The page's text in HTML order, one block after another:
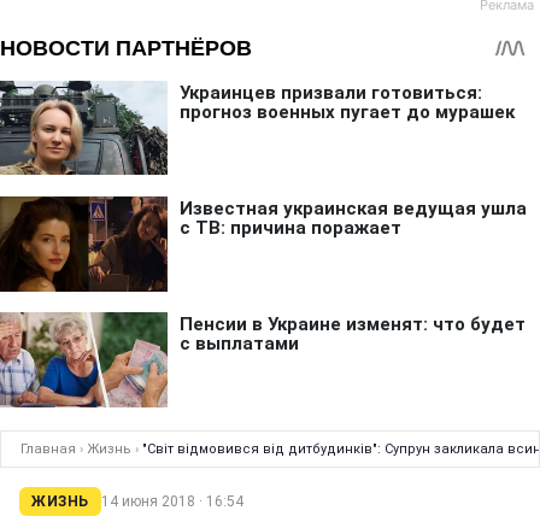
Главная › Жизнь › "Світ відмовився від дитбудинків": Супрун закликала
ЖИЗНЬ 14 июня 2018 · 16:54